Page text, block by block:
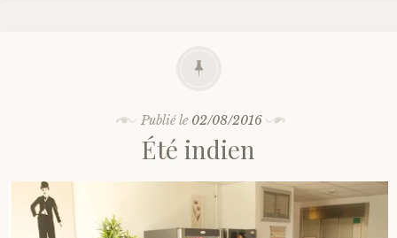
Publié le 02/08/2016
Été indien